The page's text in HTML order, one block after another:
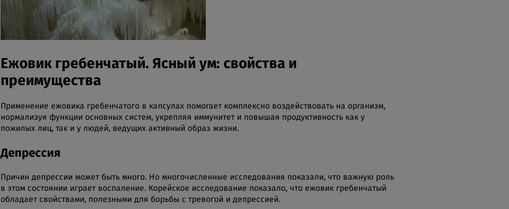
Ежовик гребенчатый. Ясный ум: свойства и
преимущества
Применение ежовика гребенчатого в капсулах помогает комплексно воздействовать на организм,
нормализуя функции основных систем, укрепляя иммунитет и повышая продуктивность как у
пожилых лиц, так и у людей, ведущих активный образ жизни.
Депрессия
Причин депрессии может быть много. Но многочисленные исследования показали, что важную роль
в этом состоянии играет воспаление. Корейское исследование показало, что ежовик гребенчатый
обладает свойствами, полезными для борьбы с тревогой и депрессией.